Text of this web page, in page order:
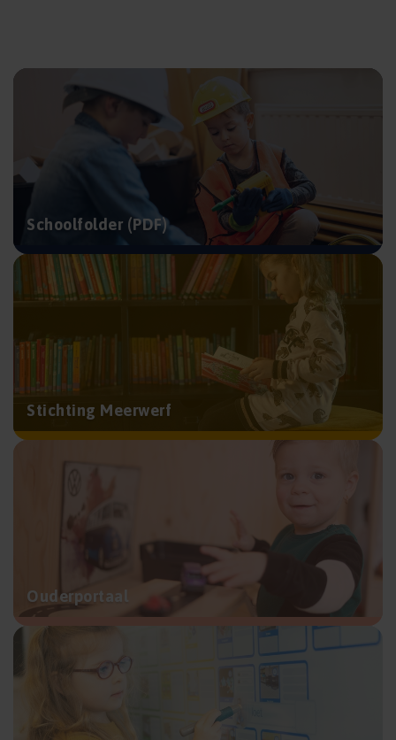
Schoolfolder (PDF)
Stichting Meerwerf
Ouderportaal